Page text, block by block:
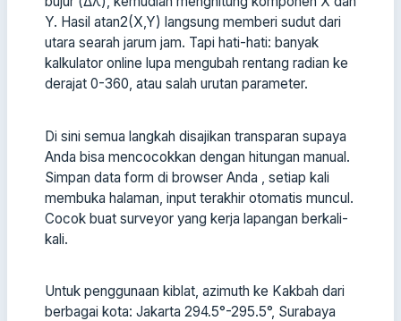
Y. Hasil atan2(X,Y) langsung memberi sudut dari
utara searah jarum jam. Tapi hati-hati: banyak
kalkulator online lupa mengubah rentang radian ke
derajat 0-360, atau salah urutan parameter.
Di sini semua langkah disajikan transparan supaya
Anda bisa mencocokkan dengan hitungan manual.
Simpan data form di browser Anda , setiap kali
membuka halaman, input terakhir otomatis muncul.
Cocok buat surveyor yang kerja lapangan berkali-
kali.
Untuk penggunaan kiblat, azimuth ke Kakbah dari
berbagai kota: Jakarta 294.5°-295.5°, Surabaya